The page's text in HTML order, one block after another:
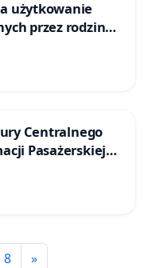
użytkowanie
przez rodzinne
Centralnego
Pasażerskiej
8 »